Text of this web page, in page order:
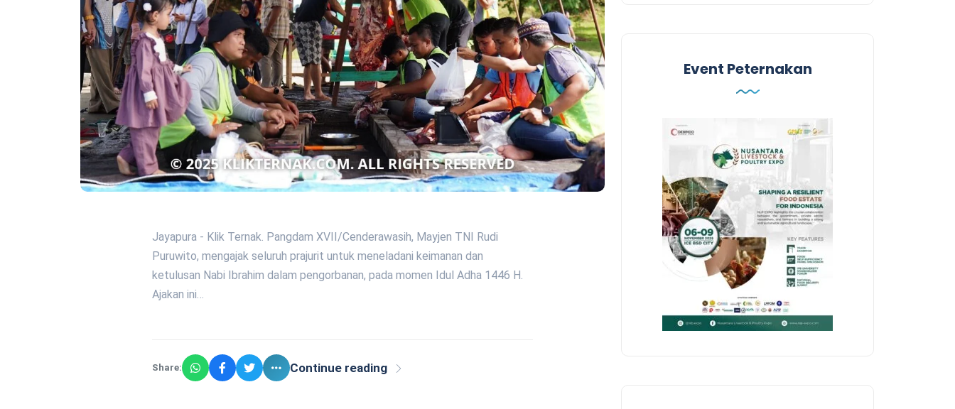
Jayapura - Klik Ternak. Pangdam XVII/Cenderawasih, Mayjen TNI Rudi
Puruwito, mengajak seluruh prajurit untuk meneladani keimanan dan
ketulusan Nabi Ibrahim dalam pengorbanan, pada momen Idul Adha 1446 H.
Ajakan ini…
Share: Continue reading
Event Peternakan